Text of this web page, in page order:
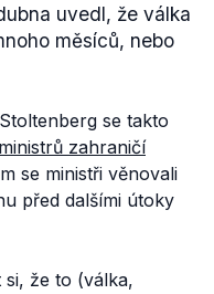
uvedl, že válka
měsíců, nebo
se takto
ministrů zahraničí
se ministři věnovali
před dalšími útoky
si, že to (válka,